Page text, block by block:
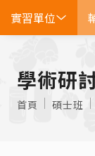
實習單位
EN
學術研
首頁 碩士班